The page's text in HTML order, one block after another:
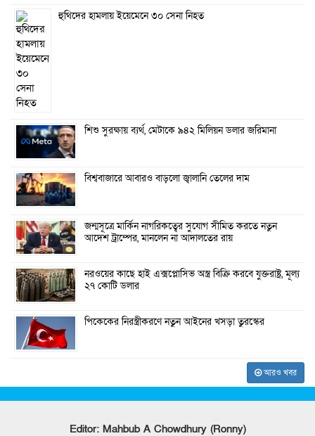
হুথিদের হামলায় ইয়েমেনে ৩০ সেনা নিহত
শিশু সুরক্ষায় ব্যর্থ, মেটাকে ৯৪২ মিলিয়ন ডলার জরিমানা
বিশ্ববাজারে আবারও বাড়লো জ্বালানি তেলের দাম
জন্মসূত্রে মার্কিন নাগরিকত্বের সুযোগ সীমিত করতে নতুন
আদেশ ট্রাম্পের, মানলেন না আদালতের রায়
নরওয়ের কাছে হাই এক্সপ্লোসিভ অস্ত্র বিক্রি করবে যুক্তরাষ্ট্র, মূল্য
২৭ কোটি ডলার
পিকেকের নিরস্ত্রীকরণে নতুন আইনের খসড়া তুরস্কের
আরও খবর
Editor: Mahbub A Chowdhury (Ronny)